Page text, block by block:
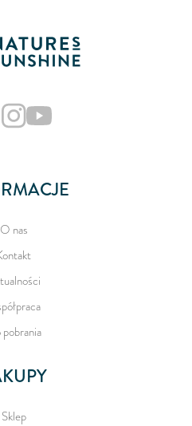
O nas
Sklep